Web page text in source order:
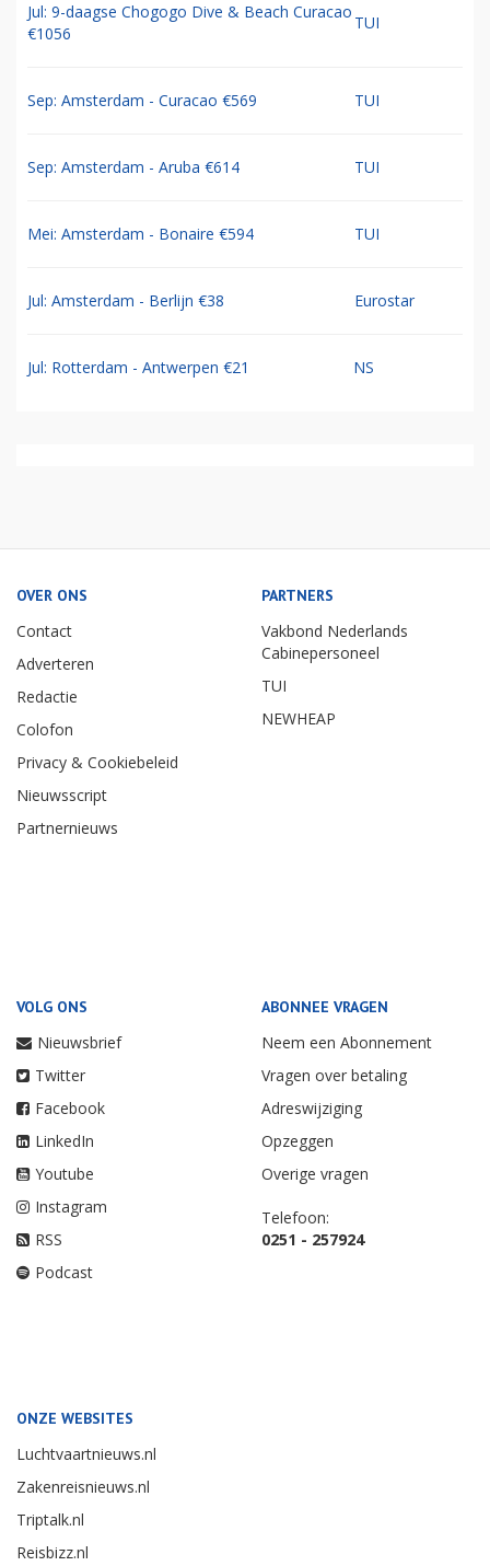
Jul: 9-daagse Chogogo Dive & Beach Curacao
€1056
TUI
Sep: Amsterdam - Curacao €569 TUI
Sep: Amsterdam - Aruba €614 TUI
Mei: Amsterdam - Bonaire €594 TUI
Jul: Amsterdam - Berlijn €38 Eurostar
Jul: Rotterdam - Antwerpen €21 NS
OVER ONS
Contact
Adverteren
Redactie
Colofon
Privacy & Cookiebeleid
Nieuwsscript
Partnernieuws
PARTNERS
Vakbond Nederlands
Cabinepersoneel
TUI
NEWHEAP
VOLG ONS
Nieuwsbrief
Twitter
Facebook
LinkedIn
Youtube
Instagram
RSS
Podcast
ABONNEE VRAGEN
Neem een Abonnement
Vragen over betaling
Adreswijziging
Opzeggen
Overige vragen
Telefoon:
0251 - 257924
ONZE WEBSITES
Luchtvaartnieuws.nl
Zakenreisnieuws.nl
Triptalk.nl
Reisbizz.nl